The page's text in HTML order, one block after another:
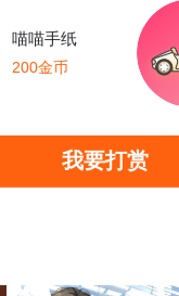
喵喵手纸
200金币
我要打赏